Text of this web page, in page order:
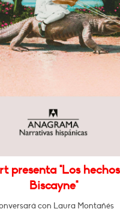
presenta "Los
Biscayne"
con Laura Montañés